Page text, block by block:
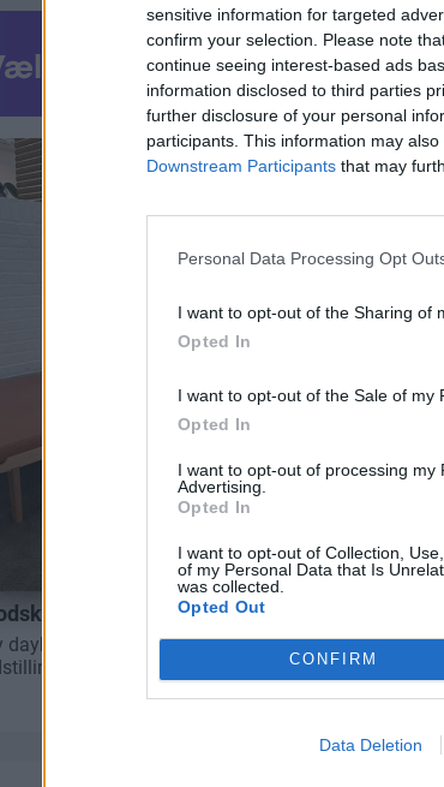
sensitive information for targeted
confirm your selection. Please note
continue seeing interest-based ads
information disclosed to third parties
further disclosure of your personal
participants. This information may
Downstream Participants that may
Personal Data Processing Opt
I want to opt-out of the Sharing of
Opted In
I want to opt-out of the Sale of my
Opted In
I want to opt-out of processing my
Advertising.
Opted In
I want to opt-out of Collection,
of my Personal Data that Is
was collected.
Opted Out
CONFIRM
Data Deletion